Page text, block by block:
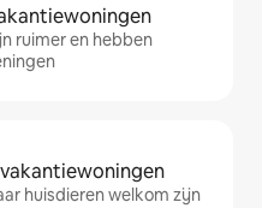
ruimer en hebben
huisdieren welkom zijn